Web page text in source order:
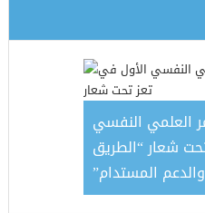
العلمي النفسي
شعار “الطريق
المستدام”